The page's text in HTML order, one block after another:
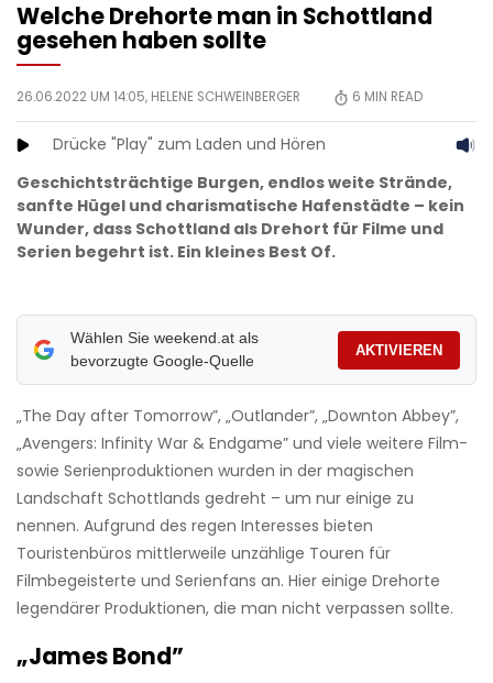
Welche Drehorte man in Schottland
gesehen haben sollte
26.06.2022 UM 14:05, HELENE SCHWEINBERGER 6 MIN READ
Drücke "Play" zum Laden und Hören
Geschichtsträchtige Burgen, endlos weite Strände,
sanfte Hügel und charismatische Hafenstädte – kein
Wunder, dass Schottland als Drehort für Filme und
Serien begehrt ist. Ein kleines Best Of.
Wählen Sie weekend.at als
bevorzugte Google-Quelle
AKTIVIEREN
„The Day after Tomorrow”, „Outlander”, „Downton Abbey”,
„Avengers: Infinity War & Endgame” und viele weitere Film-
sowie Serienproduktionen wurden in der magischen
Landschaft Schottlands gedreht – um nur einige zu
nennen. Aufgrund des regen Interesses bieten
Touristenbüros mittlerweile unzählige Touren für
Filmbegeisterte und Serienfans an. Hier einige Drehorte
legendärer Produktionen, die man nicht verpassen sollte.
„James Bond”